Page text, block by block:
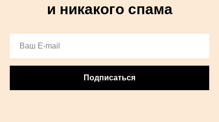
и никакого спама
Подписаться